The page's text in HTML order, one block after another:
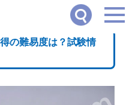
テラピー検定資格取得の難易度は？試験情
の難易度は？試験情